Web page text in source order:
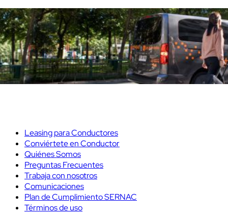
Leasing para Conductores
Conviértete en Conductor
Quiénes Somos
Preguntas Frecuentes
Trabaja con nosotros
Comunicaciones
Plan de Cumplimiento SERNAC
Términos de uso